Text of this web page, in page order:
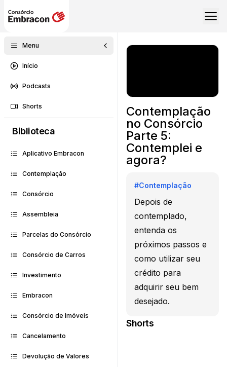
Menu
Início
Podcasts
Shorts
Biblioteca
Aplicativo Embracon
Contemplação
Consórcio
Assembleia
Parcelas do Consórcio
Consórcio de Carros
Investimento
Embracon
Consórcio de Imóveis
Cancelamento
Devolução de Valores
Contemplação
no Consórcio
Parte 5:
Contemplei e
agora?
#Contemplação
Depois de
contemplado,
entenda os
próximos passos e
como utilizar seu
crédito para
adquirir seu bem
desejado.
Shorts